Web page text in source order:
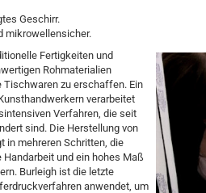
Geschirr.
mikrowellensicher.
Fertigkeiten und
Rohmaterialien
Tischwaren zu erschaffen. Ein
verarbeitet
Verfahren, die seit
sind. Die Herstellung von
in mehreren Schritten, die
und ein hohes Maß
Burleigh ist die letzte
anwendet, um